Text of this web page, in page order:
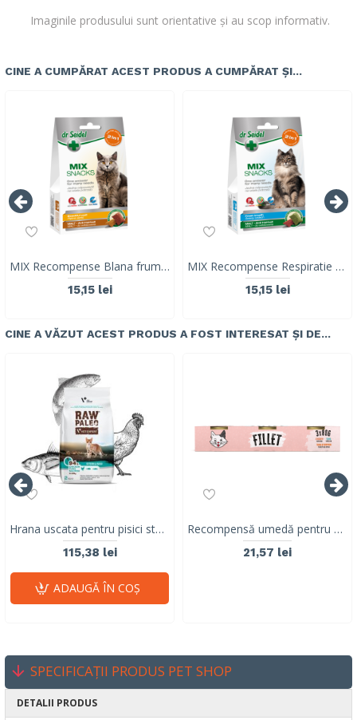
Imaginile produsului sunt orientative și au scop informativ.
CINE A CUMPĂRAT ACEST PRODUS A CUMPĂRAT ȘI...
MIX Recompense Blana frumoasa & Malt (ghem de blana), pisica, Dr. Seidel, 50g
15,15 lei
MIX Recompense Respiratie proaspata & Malt (ghem de blana),Dr. Seidel, 50g
15,15 lei
CINE A VĂZUT ACEST PRODUS A FOST INTERESAT ȘI DE...
Hrana uscata pentru pisici sterilizate, RAW PALEO, carne de pui, ton si somon, 2 kg
115,38 lei
ADAUGĂ ÎN COŞ
Recompensă umedă pentru pisici adulte Mr. Bandit Cat MIX Fillet,, pui, ton, ton cu și dovleac, 3x80g
21,57 lei
SPECIFICAȚII PRODUS PET SHOP
DETALII PRODUS